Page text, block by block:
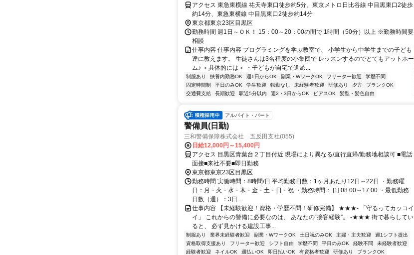
アクセス 東急東横線 祐天寺東口徒歩約5分、東京メトロ日比谷線 中目黒東口2徒歩
約14分、東急東横線 中目黒東口2徒歩約14分
東京都東京23区目黒区
勤務時間 週1日～ＯＫ！ 15：00～20：00の間で 1時間（50分）以上 ※勤務時間要
相談
仕事内容 仕事内容 プログラミングを学ぶ教室で、 小学生から中学生までの子ども
達に教えます。 生徒さんは3名程度の小集団で レッスンするのでとてもアットホー
ム♪ ＜具体的には＞ ・子どもが自宅で進め...
制服あり 扶養内勤務OK 週1日からOK 副業・WワークOK フリーター歓迎
学歴不問
固定時間制
平日のみOK 学生歓迎 転勤なし 未経験者歓迎 研修あり 夕方
ブランクOK
交通費支給
長期歓迎 駅近5分以内 週2・3日からOK ピアスOK 髪型・髪色自由
アルバイト・パート
警備員(日勤)
三和警備保障株式会社 五反田支社(055)
日給12,000円～15,400円
アクセス 目黒区青葉台２丁目付近 現場により異なる/直行直帰/勤務地相談可 ■電話
面接■来社不要■即日勤務
東京都東京23区目黒区
勤務時間 実働時間：8時間/日 平均勤務日数：1ヶ月あたり12日～22日 ・勤務曜
日：月・火・水・木・金・土・日・祝 ・勤務時間： [1] 08:00～17:00 ・最低勤務
日数（週）：3日 ...
仕事内容 【未経験歓迎！資格・学歴不問！研修完備】 ★★★- 「守るってカッコイ
イ」 これからの警備に必要なのは、 あなたの“接客経験”。 -★★★ 街で暮らしてい
ると、 必ず見かける建設工事...
制服あり 業界未経験者歓迎 副業・WワークOK 土日祝のみOK 主婦・主夫歓迎
週1シフト提出
資格取得支援あり
フリーター歓迎 シフト自由 学歴不問 平日のみOK 経験不問
未経験者歓迎
経験者歓迎
ネイルOK 週払いOK 即日払いOK 有資格者歓迎 研修あり ブランクOK